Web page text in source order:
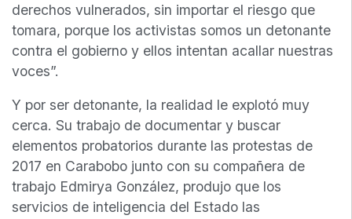
derechos vulnerados, sin importar el riesgo que
tomara, porque los activistas somos un detonante
contra el gobierno y ellos intentan acallar nuestras
voces”.
Y por ser detonante, la realidad le explotó muy
cerca. Su trabajo de documentar y buscar
elementos probatorios durante las protestas de
2017 en Carabobo junto con su compañera de
trabajo Edmirya González, produjo que los
servicios de inteligencia del Estado las